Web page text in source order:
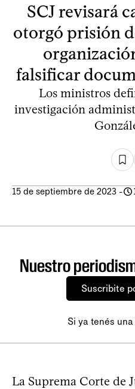
SCJ revisará
otorgó prisión
falsificar
Los ministros
investigación
15 de septiembre de 2023 -
Nuestro
Suscribite
Si ya tenés
La Suprema Corte de